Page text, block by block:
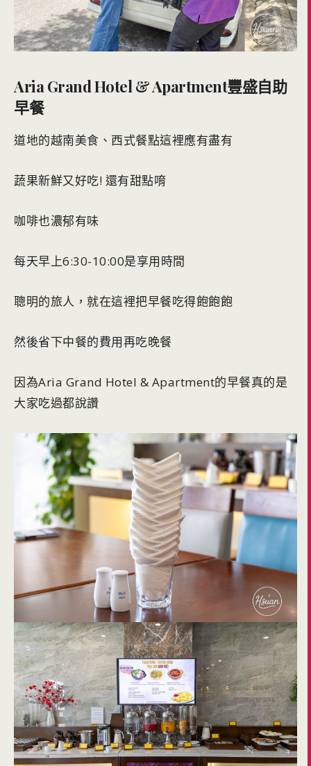
Aria Grand Hotel & Apartment豐盛自助
早餐
道地的越南美食、西式餐點這裡應有盡有
蔬果新鮮又好吃! 還有甜點唷
咖啡也濃郁有味
每天早上6:30-10:00是享用時間
聰明的旅人，就在這裡把早餐吃得飽飽飽
然後省下中餐的費用再吃晚餐
因為Aria Grand Hotel & Apartment的早餐真的是
大家吃過都說讚